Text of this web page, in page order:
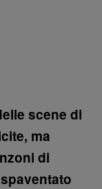
scene di
ma
di